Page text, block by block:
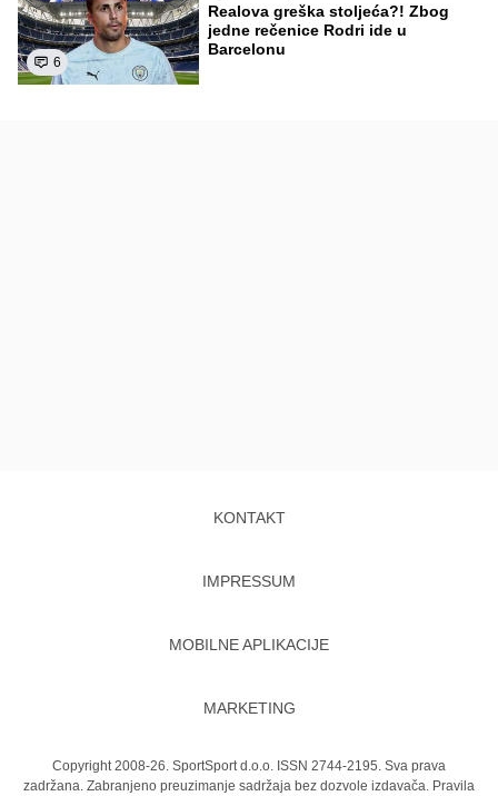
6
Realova greška stoljeća?! Zbog
jedne rečenice Rodri ide u
Barcelonu
KONTAKT
IMPRESSUM
MOBILNE APLIKACIJE
MARKETING
Copyright 2008-26. SportSport d.o.o. ISSN 2744-2195. Sva prava
zadržana. Zabranjeno preuzimanje sadržaja bez dozvole izdavača. Pravila